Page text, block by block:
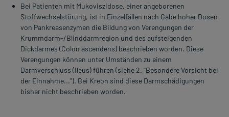
Bei Patienten mit Mukoviszidose, einer angeborenen
Stoffwechselstörung, ist in Einzelfällen nach Gabe hoher Dosen
von Pankreasenzymen die Bildung von Verengungen der
Krummdarm-/Blinddarmregion und des aufsteigenden
Dickdarmes (Colon ascendens) beschrieben worden. Diese
Verengungen können unter Umständen zu einem
Darmverschluss (Ileus) führen (siehe 2. "Besondere Vorsicht bei
der Einnahme..."). Bei Kreon sind diese Darmschädigungen
bisher nicht beschrieben worden.